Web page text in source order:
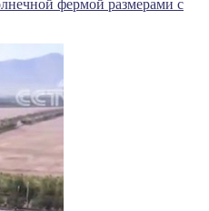
фермой размерами с